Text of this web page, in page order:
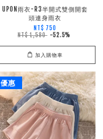
UPON雨衣-R3半開式雙側開套
頭連身雨衣
NT$ 750
NT$ 1,580 -52.5%
加入購物車
優惠